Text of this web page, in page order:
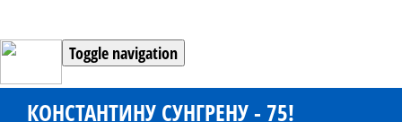
Toggle navigation
КОНСТАНТИНУ СУНГРЕНУ - 75!